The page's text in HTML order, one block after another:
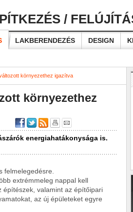
/
LAKBERENDEZÉS DESIGN
környezethez igazítva
környezethez
energiahatákonysága is.
felmelegedésre.
extrémmeleg nappal kell
építészek, valamint az építőipari
az új épületeket egyre